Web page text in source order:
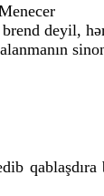
deyil,